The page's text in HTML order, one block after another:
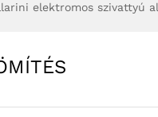
elektromos szivattyú